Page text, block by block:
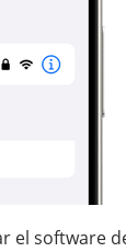
el software